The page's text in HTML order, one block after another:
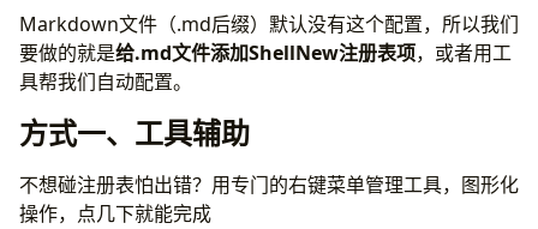
Markdown文件（.md后缀）默认没有这个配置，所以我们
要做的就是给.md文件添加ShellNew注册表项，或者用工
具帮我们自动配置。
方式一、工具辅助
不想碰注册表怕出错？用专门的右键菜单管理工具，图形化
操作，点几下就能完成